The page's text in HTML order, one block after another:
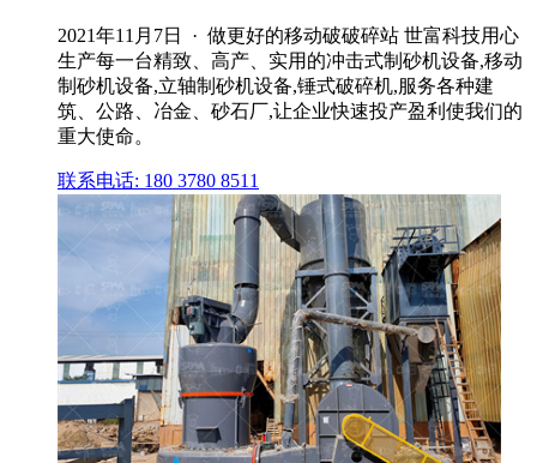
2021年11月7日 · 做更好的移动破破碎站 世富科技用心
生产每一台精致、高产、实用的冲击式制砂机设备,移动
制砂机设备,立轴制砂机设备,锤式破碎机,服务各种建
筑、公路、冶金、砂石厂,让企业快速投产盈利使我们的
重大使命。
联系电话: 180 3780 8511